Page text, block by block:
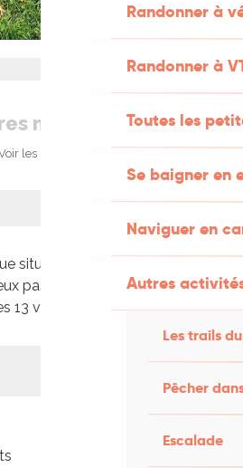
Randonner à
Randonner à
Toutes les
Se baigner en
Naviguer en
Autres
Les trails
Pêcher
Escalade
non définis
les horaires
située à l'entrée de Saint
pas de la Mairie et au
13 virages.